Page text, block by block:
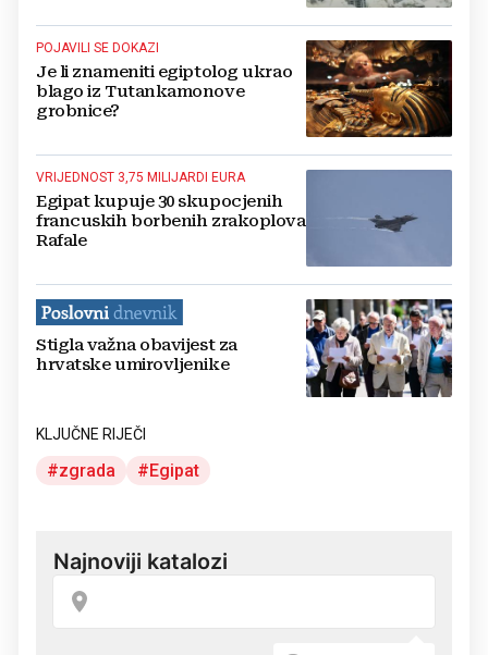
POJAVILI SE DOKAZI
Je li znameniti egiptolog ukrao
blago iz Tutankamonove
grobnice?
VRIJEDNOST 3,75 MILIJARDI EURA
Egipat kupuje 30 skupocjenih
francuskih borbenih zrakoplova
Rafale
Stigla važna obavijest za
hrvatske umirovljenike
KLJUČNE RIJEČI
zgrada Egipat